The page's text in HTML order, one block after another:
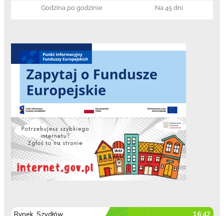
Godzina po godzinie Na 45 dni